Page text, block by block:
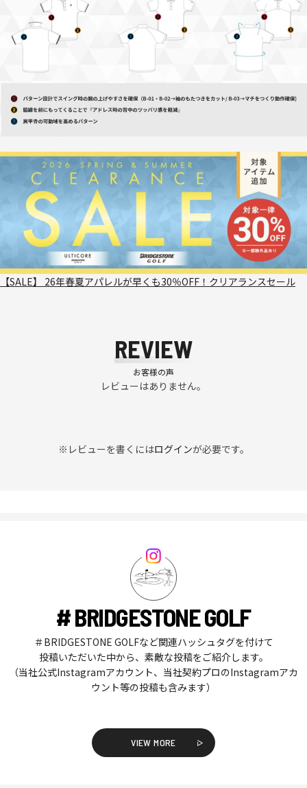
【SALE】 26年春夏アパレルが早くも30％OFF！クリアランスセール
REVIEW
お客様の声
レビューはありません。
※レビューを書くにはログインが必要です。
# BRIDGESTONE GOLF
＃BRIDGESTONE GOLFなど関連ハッシュタグを付けて
投稿いただいた中から、素敵な投稿をご紹介します。
（当社公式Instagramアカウント、当社契約プロのInstagramアカ
ウント等の投稿も含みます）
VIEW MORE